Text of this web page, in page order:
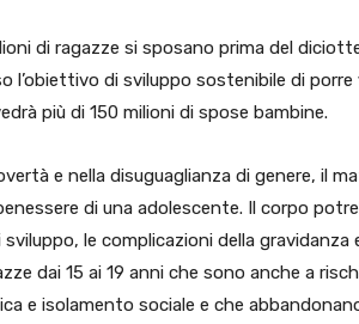
di ragazze si sposano prima del
l’obiettivo di sviluppo sostenibile di
più di 150 milioni di spose bambine.
e nella disuguaglianza di genere, il
di una adolescente. Il corpo
sviluppo, le complicazioni della
dai 15 ai 19 anni che sono anche a
e isolamento sociale e che